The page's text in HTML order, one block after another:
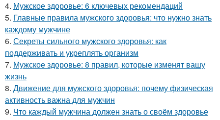
4. Мужское здоровье: 6 ключевых рекомендаций
5. Главные правила мужского здоровья: что нужно знать
каждому мужчине
6. Секреты сильного мужского здоровья: как
поддерживать и укреплять организм
7. Мужское здоровье: 8 правил, которые изменят вашу
жизнь
8. Движение для мужского здоровья: почему физическая
активность важна для мужчин
9. Что каждый мужчина должен знать о своём здоровье